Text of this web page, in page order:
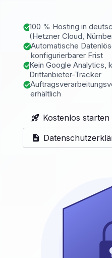
check_circle100 % Hosting in
(Hetzner Cloud,
check_circleAutomatische
konfigurierbarer Frist
check_circleKein Google Analytics,
Drittanbieter-Tracker
check_circle
erhältlich
rocket_launch Kostenlos starten
description